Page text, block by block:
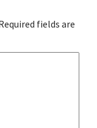
fields are